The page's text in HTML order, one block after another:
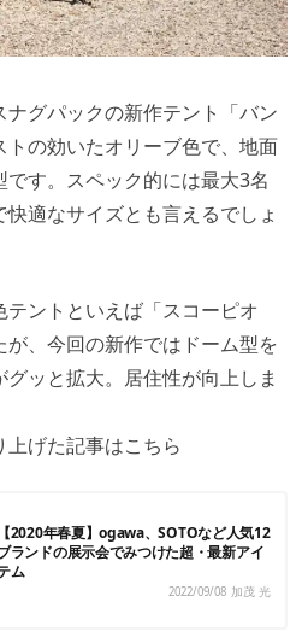
ナグパックの新作テント「バン
の効いたオリーブ色で、地面
す。スペック的には最大3名
適なサイズとも言えるでしょ
ントといえば「スコーピオ
、今回の新作ではドーム型を
ッと拡大。居住性が向上しま
げた記事はこちら
【2020年春夏】ogawa、SOTOなど人気12
ランドの展示会でみつけた超・最新アイ
ム
2022/09/08 加茂 光